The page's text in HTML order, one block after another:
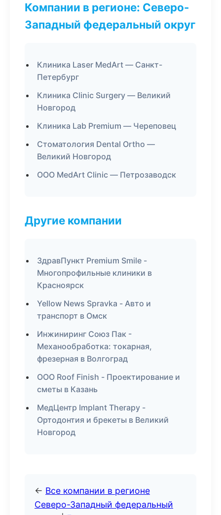
Компании в регионе: Северо-
Западный федеральный округ
Клиника Laser MedArt — Санкт-
Петербург
Клиника Clinic Surgery — Великий
Новгород
Клиника Lab Premium — Череповец
Стоматология Dental Ortho —
Великий Новгород
ООО MedArt Clinic — Петрозаводск
Другие компании
ЗдравПункт Premium Smile -
Многопрофильные клиники в
Красноярск
Yellow News Spravka - Авто и
транспорт в Омск
Инжиниринг Союз Пак -
Механообработка: токарная,
фрезерная в Волгоград
ООО Roof Finish - Проектирование и
сметы в Казань
МедЦентр Implant Therapy -
Ортодонтия и брекеты в Великий
Новгород
← Все компании в регионе
Северо-Западный федеральный